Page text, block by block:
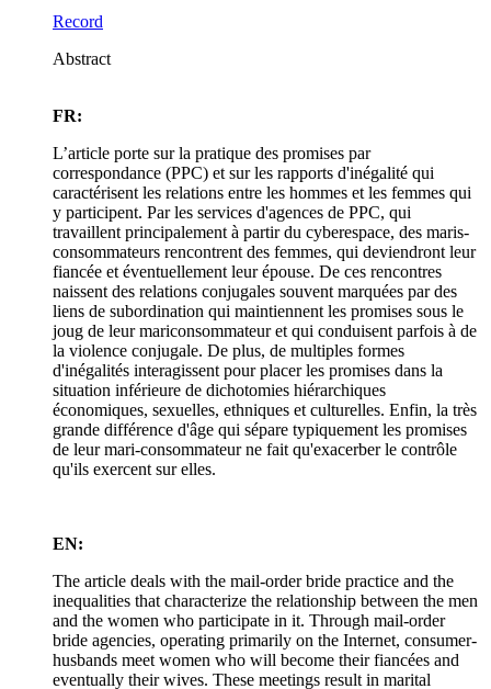
Record
Abstract
FR:
L’article porte sur la pratique des promises par
correspondance (PPC) et sur les rapports d'inégalité qui
caractérisent les relations entre les hommes et les femmes qui
y participent. Par les services d'agences de PPC, qui
travaillent principalement à partir du cyberespace, des maris-
consommateurs rencontrent des femmes, qui deviendront leur
fiancée et éventuellement leur épouse. De ces rencontres
naissent des relations conjugales souvent marquées par des
liens de subordination qui maintiennent les promises sous le
joug de leur mariconsommateur et qui conduisent parfois à de
la violence conjugale. De plus, de multiples formes
d'inégalités interagissent pour placer les promises dans la
situation inférieure de dichotomies hiérarchiques
économiques, sexuelles, ethniques et culturelles. Enfin, la très
grande différence d'âge qui sépare typiquement les promises
de leur mari-consommateur ne fait qu'exacerber le contrôle
qu'ils exercent sur elles.
EN:
The article deals with the mail-order bride practice and the
inequalities that characterize the relationship between the men
and the women who participate in it. Through mail-order
bride agencies, operating primarily on the Internet, consumer-
husbands meet women who will become their fiancées and
eventually their wives. These meetings result in marital